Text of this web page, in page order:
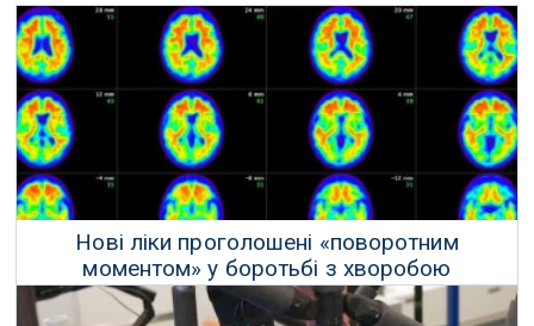
Нові ліки проголошені «поворотним
моментом» у боротьбі з хворобою
Альцгеймера